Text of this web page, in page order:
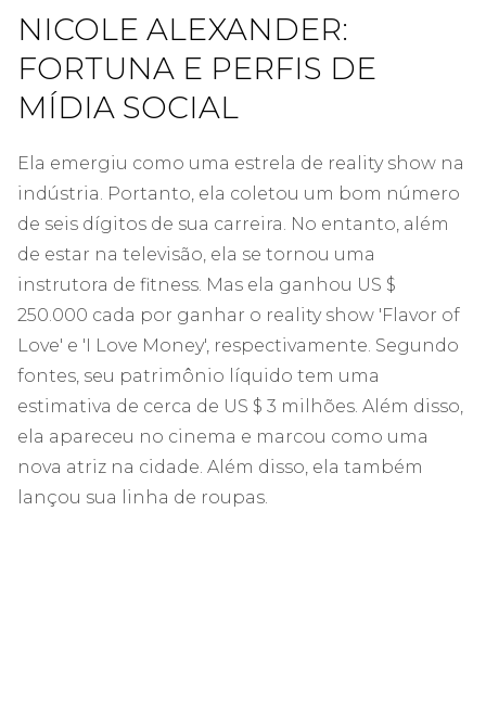
NICOLE ALEXANDER:
FORTUNA E PERFIS DE
MÍDIA SOCIAL
Ela emergiu como uma estrela de reality show na
indústria. Portanto, ela coletou um bom número
de seis dígitos de sua carreira. No entanto, além
de estar na televisão, ela se tornou uma
instrutora de fitness. Mas ela ganhou US $
250.000 cada por ganhar o reality show 'Flavor of
Love' e 'I Love Money', respectivamente. Segundo
fontes, seu patrimônio líquido tem uma
estimativa de cerca de US $ 3 milhões. Além disso,
ela apareceu no cinema e marcou como uma
nova atriz na cidade. Além disso, ela também
lançou sua linha de roupas.